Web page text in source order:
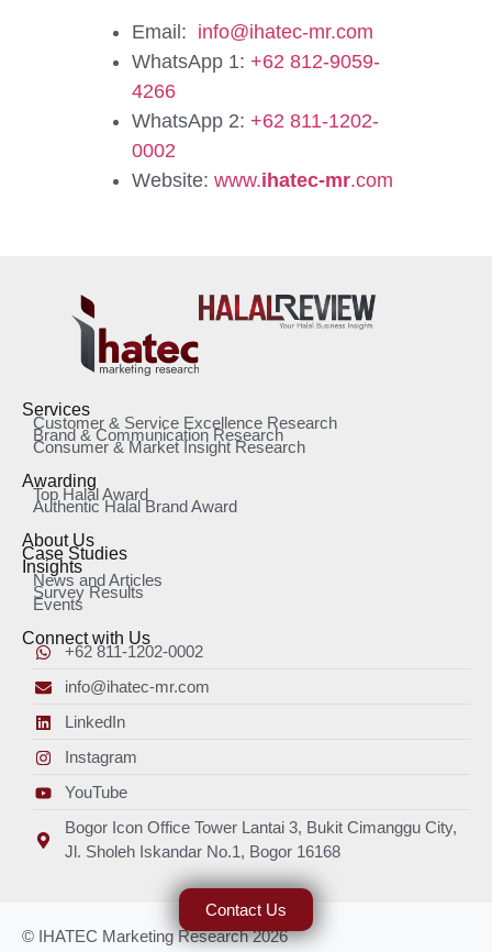
Email: info@ihatec-mr.com
WhatsApp 1: +62 812-9059-
4266
WhatsApp 2: +62 811-1202-
0002
Website: www.ihatec-mr.com
Contact Us
Services
Customer & Service Excellence Research
Brand & Communication Research
Consumer & Market Insight Research
Awarding
Top Halal Award
Authentic Halal Brand Award
About Us
Case Studies
Insights
News and Articles
Survey Results
Events
Connect with Us
+62 811-1202-0002
info@ihatec-mr.com
LinkedIn
Instagram
YouTube
Bogor Icon Office Tower Lantai 3, Bukit Cimanggu City,
Jl. Sholeh Iskandar No.1, Bogor 16168
© IHATEC Marketing Research 2026